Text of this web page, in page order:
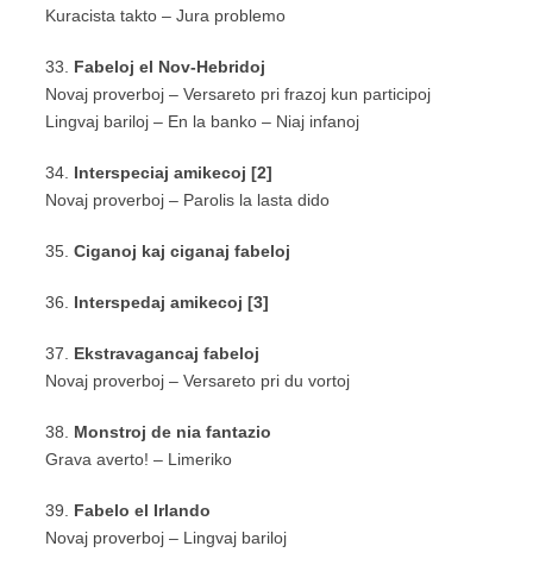
Kuracista takto – Jura problemo
33. Fabeloj el Nov-Hebridoj
Novaj proverboj – Versareto pri frazoj kun participoj
Lingvaj bariloj – En la banko – Niaj infanoj
34. Interspeciaj amikecoj [2]
Novaj proverboj – Parolis la lasta dido
35. Ciganoj kaj ciganaj fabeloj
36. Interspedaj amikecoj [3]
37. Ekstravagancaj fabeloj
Novaj proverboj – Versareto pri du vortoj
38. Monstroj de nia fantazio
Grava averto! – Limeriko
39. Fabelo el Irlando
Novaj proverboj – Lingvaj bariloj